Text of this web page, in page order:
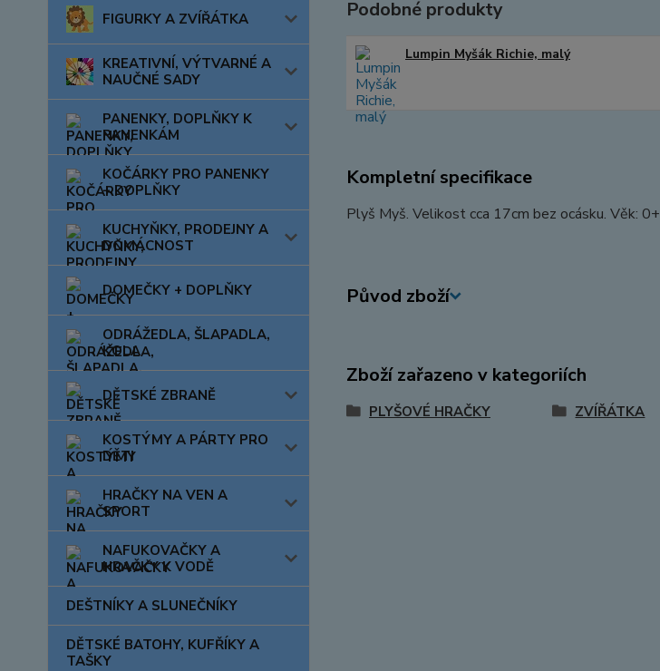
FIGURKY A ZVÍŘÁTKA
KREATIVNÍ, VÝTVARNÉ A
NAUČNÉ SADY
PANENKY, DOPLŇKY K
PANENKÁM
KOČÁRKY PRO PANENKY
+ DOPLŇKY
KUCHYŇKY, PRODEJNY A
DOMÁCNOST
DOMEČKY + DOPLŇKY
ODRÁŽEDLA, ŠLAPADLA,
KOLA
DĚTSKÉ ZBRANĚ
KOSTÝMY A PÁRTY PRO
DĚTI
HRAČKY NA VEN A
SPORT
NAFUKOVAČKY A
HRAČKY K VODĚ
DEŠTNÍKY A SLUNEČNÍKY
DĚTSKÉ BATOHY, KUFŘÍKY A
TAŠKY
Podobné produkty
Lumpin Myšák Richie, malý
Kompletní specifikace
Plyš Myš. Velikost cca 17cm bez ocásku. Věk: 0+
Původ zboží
Zboží zařazeno v kategoriích
PLYŠOVÉ HRAČKY ZVÍŘÁTKA